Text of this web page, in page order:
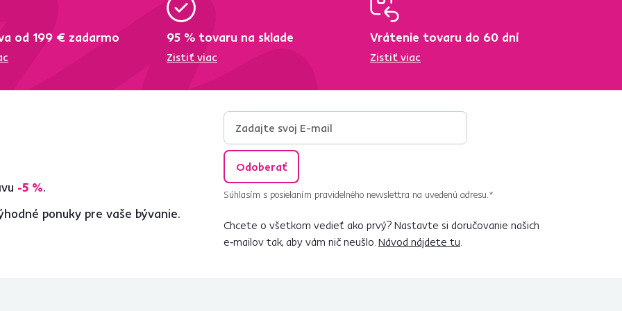
od 199 € zadarmo 95 % tovaru na sklade
Zistiť viac
Vrátenie tovaru do 60 dní
Zistiť viac
-5 %.
ponuky pre vaše bývanie.
Odoberať
Súhlasím s posielaním pravidelného newslettra na uvedenú adresu.*
Chcete o všetkom vedieť ako prvý? Nastavte si doručovanie našich
e‑mailov tak, aby vám nič neušlo. Návod nájdete tu